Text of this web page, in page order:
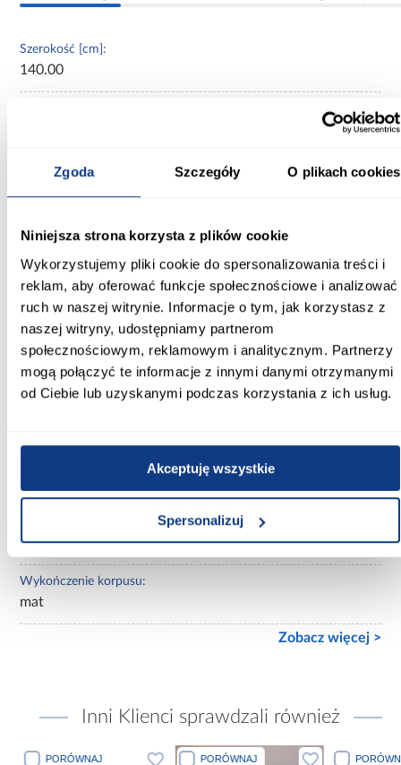
Zgoda Szczegóły O plikach cookies
Niniejsza strona korzysta z plików cookie
Wykorzystujemy pliki cookie do spersonalizowania treści i
reklam, aby oferować funkcje społecznościowe i analizować
ruch w naszej witrynie. Informacje o tym, jak korzystasz z
naszej witryny, udostępniamy partnerom
społecznościowym, reklamowym i analitycznym. Partnerzy
mogą połączyć te informacje z innymi danymi otrzymanymi
od Ciebie lub uzyskanymi podczas korzystania z ich usług.
Akceptuję wszystkie
Spersonalizuj
Szerokość [cm]:
140.00
Wysokość [cm]:
artisan/czarny
Kolor korpusu:
dąb artisan
Wybarwienie:
połysk
Wykończenie korpusu:
mat
Zobacz więcej >
Inni Klienci sprawdzali również
PORÓWNAJ PORÓWNAJ